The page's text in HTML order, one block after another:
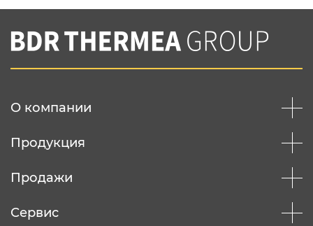
Вы соглашаетесь с нашей политикой
конфеденциальности
О компании
Продукция
Продажи
Сервис